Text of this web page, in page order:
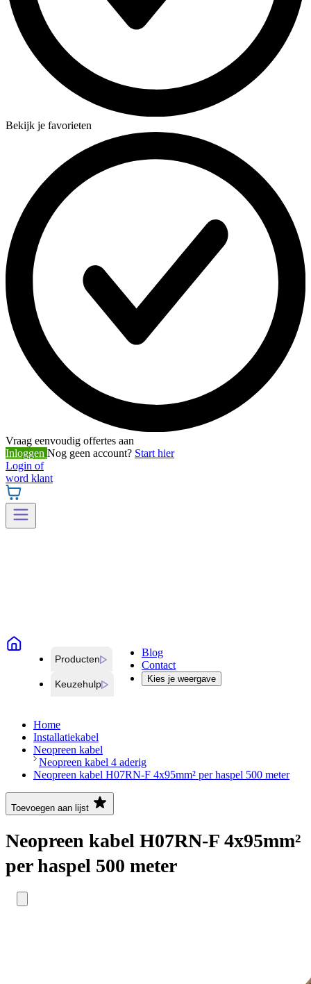
Bekijk je favorieten
Vraag eenvoudig offertes aan
Inloggen Nog geen account? Start hier
Login of
word klant
Producten
Keuzehulp
Blog
Contact
Kies je weergave
Home
Installatiekabel
Neopreen kabel
Neopreen kabel 4 aderig
Neopreen kabel H07RN-F 4x95mm² per haspel 500 meter
Toevoegen aan lijst
Neopreen kabel H07RN-F 4x95mm²
per haspel 500 meter